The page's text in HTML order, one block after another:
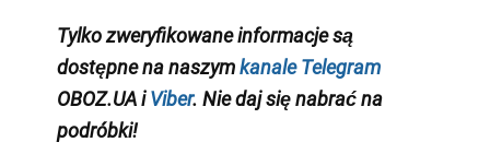
Tylko zweryfikowane informacje są
dostępne na naszymkanale Telegram
OBOZ.UA iViber. Nie daj się nabrać na
podróbki!